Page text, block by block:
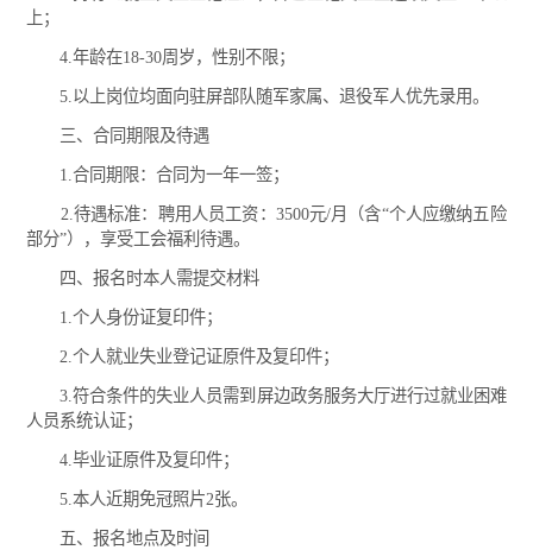
上；
4.年龄在18-30周岁，性别不限；
5.以上岗位均面向驻屏部队随军家属、退役军人优先录用。
三、合同期限及待遇
1.合同期限：合同为一年一签；
2.待遇标准：聘用人员工资：3500元/月（含“个人应缴纳五险
部分”），享受工会福利待遇。
四、报名时本人需提交材料
1.个人身份证复印件；
2.个人就业失业登记证原件及复印件；
3.符合条件的失业人员需到屏边政务服务大厅进行过就业困难
人员系统认证；
4.毕业证原件及复印件；
5.本人近期免冠照片2张。
五、报名地点及时间